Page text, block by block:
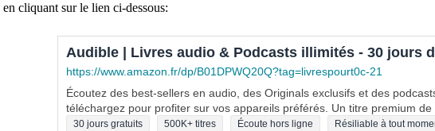
cliquant sur le lien ci-dessous:
Audible | Livres audio & Podcasts illimités - 30 jours
https://www.amazon.fr/dp/B01DPWQ20Q?tag=livrespourt0c-21
Écoutez des best-sellers en audio, des Originals exclusifs et des
téléchargez pour profiter sur vos appareils préférés. Un titre premium de
30 jours gratuits 500K+ titres Écoute hors ligne Résiliable à tout